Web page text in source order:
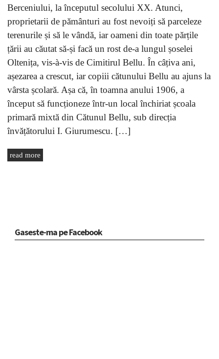
Berceniului, la începutul secolului XX. Atunci,
proprietarii de pământuri au fost nevoiți să parceleze
terenurile și să le vândă, iar oameni din toate părțile
țării au căutat să-și facă un rost de-a lungul șoselei
Oltenița, vis-à-vis de Cimitirul Bellu. În câțiva ani,
așezarea a crescut, iar copiii cătunului Bellu au ajuns la
vârsta școlară. Așa că, în toamna anului 1906, a
început să funcționeze într-un local închiriat școala
primară mixtă din Cătunul Bellu, sub direcția
învățătorului I. Giurumescu. […]
read more
Gaseste-ma pe Facebook